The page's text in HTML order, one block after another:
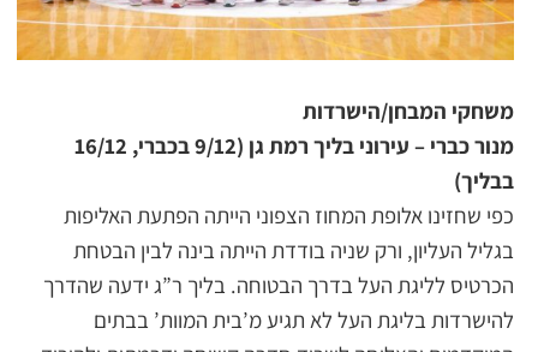
משחקי המבחן/הישרדות
מנור כברי – עירוני בליך רמת גן (9/12 בכברי, 16/12
בבליך)
כפי שחזינו אלופת המחוז הצפוני הייתה הפתעת האליפות
בגליל העליון, ורק שניה בודדת הייתה בינה לבין הבטחת
הכרטיס לליגת העל בדרך הבטוחה. בליך ר”ג ידעה שהדרך
להישרדות בליגת העל לא תגיע מ’בית המוות’ בבתים